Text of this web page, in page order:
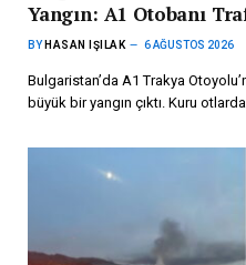
Yangın: A1 Otobanı
BY HASAN IŞILAK 6 AĞUSTOS 2026
Bulgaristan’da A1 Trakya
büyük bir yangın çıktı. Kuru